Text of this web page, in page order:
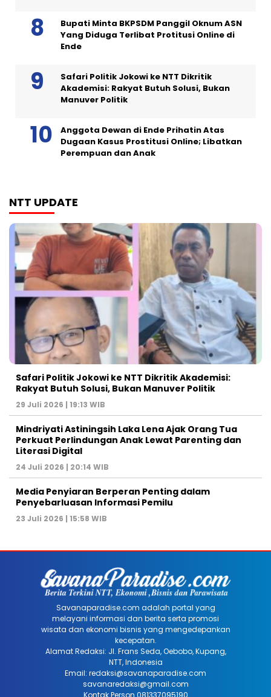
Bupati Minta BKPSDM Panggil Oknum ASN
Yang Diduga Terlibat Protitusi Online di
Ende
Safari Politik Jokowi ke NTT Dikritik
Akademisi: Rakyat Butuh Solusi, Bukan
Manuver Politik
Anggota Dewan di Ende Prihatin Atas
Dugaan Kasus Prostitusi Online; Libatkan
Perempuan dan Anak
NTT UPDATE
Safari Politik Jokowi ke NTT Dikritik Akademisi:
Rakyat Butuh Solusi, Bukan Manuver Politik
29 Juli 2026 | 19:13 WIB
Mindriyati Astiningsih Laka Lena Ajak Orang Tua
Perkuat Perlindungan Anak Lewat Parenting dan
Literasi Digital
24 Juli 2026 | 20:14 WIB
Media Penyiaran Berperan Penting dalam
Penyebarluasan Informasi Pemilu
23 Juli 2026 | 15:58 WIB
Savanaparadise.com adalah portal yang
melayani informasi dan berita serta promosi
wisata dan ekonomi bisnis yang mengedepankan
kecepatan.
Alamat Redaksi: Jl. Frans Seda, Oebobo, Kupang,
NTT, Indonesia
Email: redaksi@savanaparadise.com
savanaredaksi@gmail.com
Kontak Person 081337095190